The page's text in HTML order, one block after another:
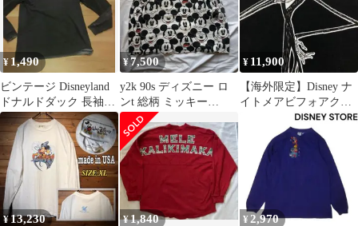
¥ 1,490
ビンテージ Disneyland
ドナルドダック 長袖カ
ットソー M
¥7,500
y2k 90s ディズニー ロ
ンt 総柄 ミッキー
vintage usa製
¥ 11,900
【海外限定】Disney ナ
イトメアビフォアクリ
スマス ジャック ロンT
¥ 13,230 ¥1,840 ¥ 2,970